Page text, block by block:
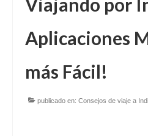
Aplicaciones
más Fácil!
publicado en: Consejos de viaje a